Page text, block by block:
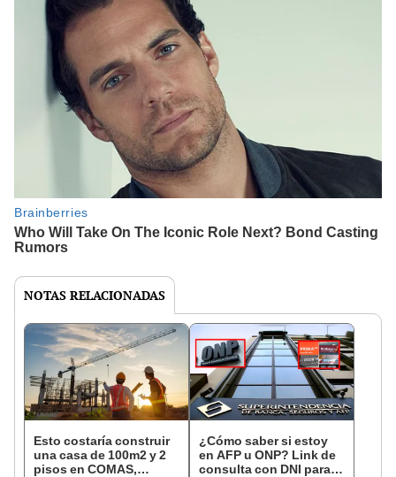
NOTAS RELACIONADAS
Esto costaría construir
una casa de 100m2 y 2
pisos en COMAS,
¿Cómo saber si estoy
en AFP u ONP? Link de
consulta con DNI para